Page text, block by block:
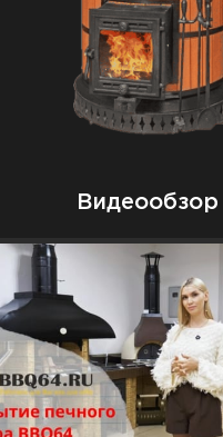
Видеообзор